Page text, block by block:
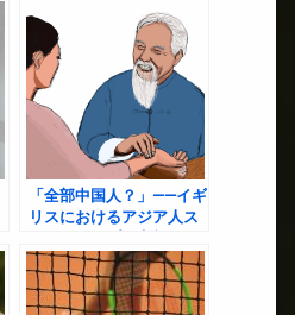
「全部中国人？」——イギ
リスにおけるアジア人ス
の背景